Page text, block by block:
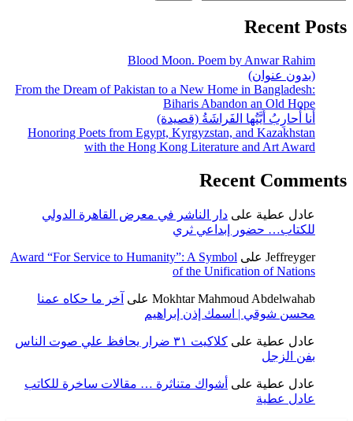
Recent Posts
Blood Moon. Poem by Anwar Rahim
(بدون عنوان)
From the Dream of Pakistan to a New Home in Bangladesh:
Biharis Abandon an Old Hope
أَنا أُحارِبُ أَيَّتُها الفَراشَةُ (قصيدة)
Honoring Poets from Egypt, Kyrgyzstan, and Kazakhstan
with the Hong Kong Literature and Art Award
Recent Comments
عادل عطية على دار الناشر في معرض القاهرة الدولي
للكتاب… حضور إبداعي ثري
Jeffreyger على Award “For Service to Humanity”: A Symbol
of the Unification of Nations
Mokhtar Mahmoud Abdelwahab على آخر ما حكاه عمنا
محسن شوقي | اسمك إذن إبراهيم
عادل عطية على
كلاكيت ٣١ ضرار يحافظ علي صوت الناس
بفن الزجل
عادل عطية على أشواك متناثرة … مقالات ساخرة للكاتب
عادل عطية